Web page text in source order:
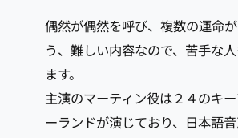
偶然が偶然を呼び、複数の運命
う、難しい内容なので、苦手な
ます。
主演のマーティン役は２４のキ
ーランドが演じており、日本語